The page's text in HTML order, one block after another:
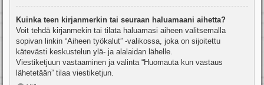
Kuinka teen kirjanmerkin tai seuraan haluamaani aihetta?
Voit tehdä kirjanmekin tai tilata haluamasi aiheen valitsemalla
sopivan linkin “Aiheen työkalut” -valikossa, joka on sijoitettu
kätevästi keskustelun ylä- ja alalaidan lähelle.
Viestiketjuun vastaaminen ja valinta “Huomauta kun vastaus
lähetetään” tilaa viestiketjun.